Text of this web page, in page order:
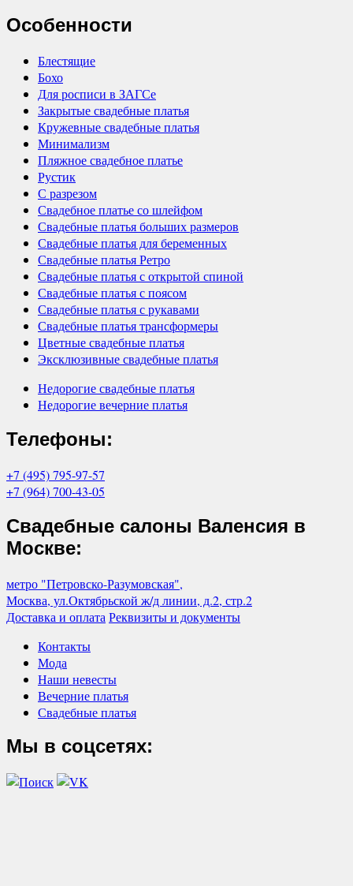
Особенности
Блестящие
Бохо
Для росписи в ЗАГСе
Закрытые свадебные платья
Кружевные свадебные платья
Минимализм
Пляжное свадебное платье
Рустик
С разрезом
Свадебное платье со шлейфом
Свадебные платья больших размеров
Свадебные платья для беременных
Свадебные платья Ретро
Свадебные платья с открытой спиной
Свадебные платья с поясом
Свадебные платья с рукавами
Свадебные платья трансформеры
Цветные свадебные платья
Эксклюзивные свадебные платья
Недорогие свадебные платья
Недорогие вечерние платья
Телефоны:
+7 (495) 795-97-57
+7 (964) 700-43-05
Свадебные салоны Валенсия в
Москве:
метро "Петровско-Разумовская",
Москва, ул.Октябрьской ж/д линии, д.2, стр.2
Доставка и оплата Реквизиты и документы
Контакты
Мода
Наши невесты
Вечерние платья
Свадебные платья
Мы в соцсетях: